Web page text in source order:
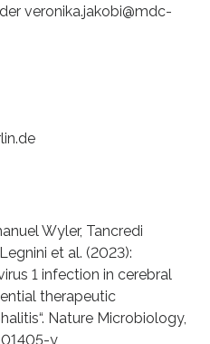
veronika.jakobi@mdc-
Wyler, Tancredi
et al. (2023):
1 infection in cerebral
therapeutic
Nature Microbiology,
y